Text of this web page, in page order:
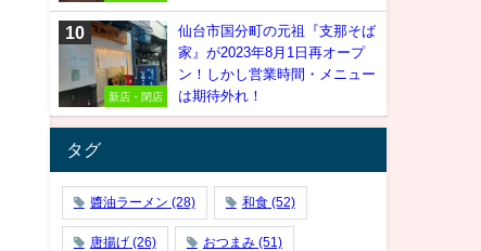
新店・閉店
仙台市国分町の元祖『支那そば
家』が2023年8月1日再オープ
ン！しかし営業時間・メニュー
は期待外れ！
タグ
醬油ラーメン (28) 和食(52)
唐揚げ (26) おつまみ(51)